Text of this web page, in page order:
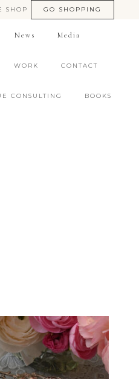
SHOP GO SHOPPING
News Media
WORK CONTACT
CONSULTING BOOKS